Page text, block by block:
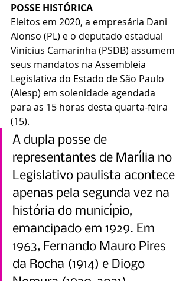
POSSE HISTÓRICA
Eleitos em 2020, a empresária Dani
Alonso (PL) e o deputado estadual
Vinícius Camarinha (PSDB) assumem
seus mandatos na Assembleia
Legislativa do Estado de São Paulo
(Alesp) em solenidade agendada
para as 15 horas desta quarta-feira
(15).
A dupla posse de
representantes de Marília no
Legislativo paulista acontece
apenas pela segunda vez na
história do município,
emancipado em 1929. Em
1963, Fernando Mauro Pires
da Rocha (1914) e Diogo